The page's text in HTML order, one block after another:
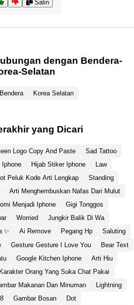
Salin
dengan Bendera-
Selatan
Bendera Korea Selatan
yang Dicari
Logo Copy And Paste
Sad Tattoo
Iphone Hijab Stiker Iphone
Law
Peluk Kode Arti Lengkap
Standing
Arti Menghembuskan Nafas Dari Mulut
Menjadi Iphone
Gigi Tonggos
Worried
Jungkir Balik Di Wa
✨ Ai Remove Pegang Hp
Saluting
Gesture Gesture I Love You
Bear Text
Google Kitchen Iphone
Arti Hiu
Karakter Orang Yang Suka Chat Pakai
Makanan Dan Minuman
Lightning
Gambar Bosan
Dot